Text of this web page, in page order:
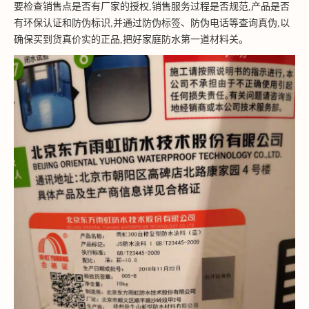
要检查销售点是否有厂家的授权,销售服务过程是否规范,产品是否
有环保认证和防伪标识,并通过防伪标签、防伪电话等查询真伪,以
确保买到货真价实的正品,把好家庭防水第一道材料关。